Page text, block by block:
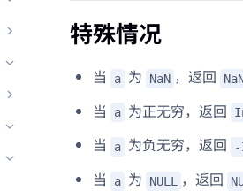
特殊情况
当 a 为 NaN ，返回
当 a 为正无穷，返回
当 a 为负无穷，返回
当 a 为 NULL ，返回